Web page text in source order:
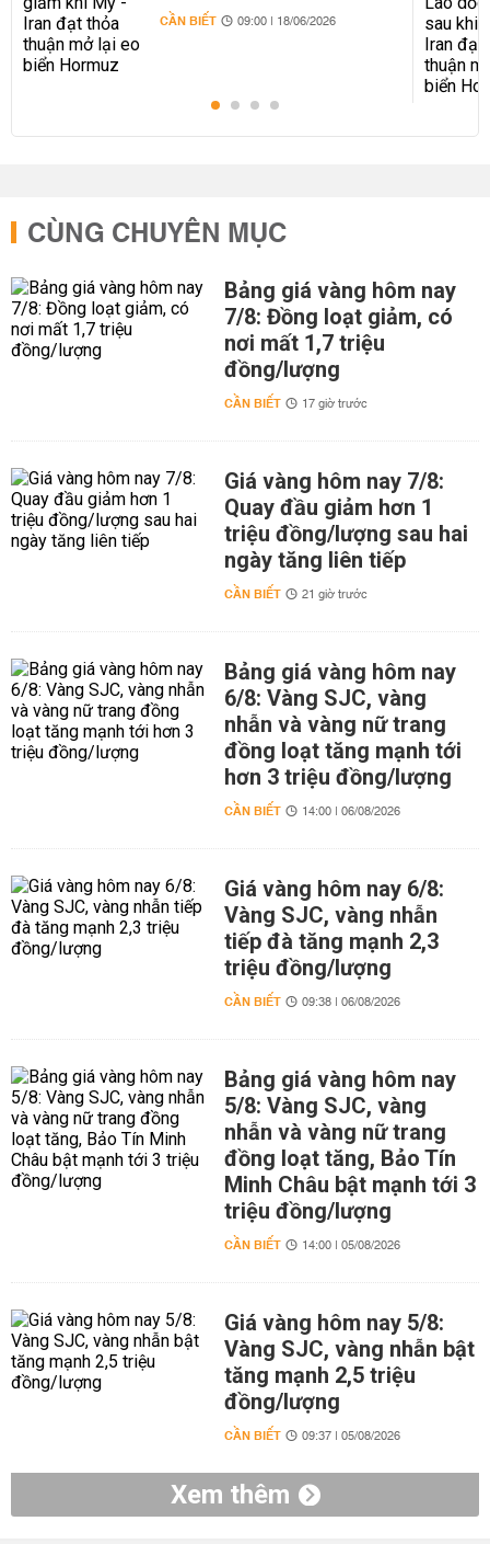
biển Hormuz
CẦN BIẾT 09:00 | 18/06/2026
CÙNG CHUYÊN MỤC
Bảng giá vàng hôm nay
7/8: Đồng loạt giảm, có
nơi mất 1,7 triệu
đồng/lượng
CẦN BIẾT 17 giờ trước
Giá vàng hôm nay 7/8:
Quay đầu giảm hơn 1
triệu đồng/lượng sau hai
ngày tăng liên tiếp
CẦN BIẾT 21 giờ trước
Bảng giá vàng hôm nay
6/8: Vàng SJC, vàng
nhẫn và vàng nữ trang
đồng loạt tăng mạnh tới
hơn 3 triệu đồng/lượng
CẦN BIẾT 14:00 | 06/08/2026
Giá vàng hôm nay 6/8:
Vàng SJC, vàng nhẫn
tiếp đà tăng mạnh 2,3
triệu đồng/lượng
CẦN BIẾT 09:38 | 06/08/2026
Bảng giá vàng hôm nay
5/8: Vàng SJC, vàng
nhẫn và vàng nữ trang
đồng loạt tăng, Bảo Tín
Minh Châu bật mạnh tới 3
triệu đồng/lượng
CẦN BIẾT 14:00 | 05/08/2026
Giá vàng hôm nay 5/8:
Vàng SJC, vàng nhẫn bật
tăng mạnh 2,5 triệu
đồng/lượng
CẦN BIẾT 09:37 | 05/08/2026
Xem thêm